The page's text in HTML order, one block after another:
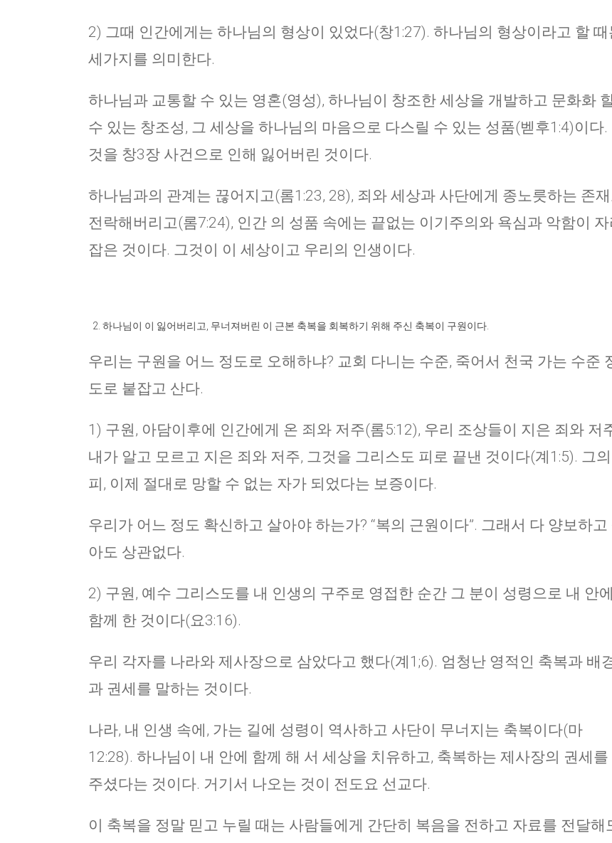
2) 그때 인간에게는 하나님의 형상이 있었다(창1:27). 하나님의 형상이라고 할 때
세가지를 의미한다.
하나님과 교통할 수 있는 영혼(영성), 하나님이 창조한 세상을 개발하고 문화화
수 있는 창조성, 그 세상을 하나님의 마음으로 다스릴 수 있는 성품(벧후1:4)이다.
것을 창3장 사건으로 인해 잃어버린 것이다.
하나님과의 관계는 끊어지고(롬1:23, 28), 죄와 세상과 사단에게 종노릇하는 존
전락해버리고(롬7:24), 인간 의 성품 속에는 끝없는 이기주의와 욕심과 악함이 자
잡은 것이다. 그것이 이 세상이고 우리의 인생이다.
하나님이 이 잃어버리고, 무너져버린 이 근본 축복을 회복하기 위해 주신 축복이 구원이다.
우리는 구원을 어느 정도로 오해하냐? 교회 다니는 수준, 죽어서 천국 가는 수준
도로 붙잡고 산다.
1) 구원, 아담이후에 인간에게 온 죄와 저주(롬5:12), 우리 조상들이 지은 죄와 저
내가 알고 모르고 지은 죄와 저주, 그것을 그리스도 피로 끝낸 것이다(계1:5). 그의
피, 이제 절대로 망할 수 없는 자가 되었다는 보증이다.
우리가 어느 정도 확신하고 살아야 하는가? “복의 근원이다”. 그래서 다 양보하고
아도 상관없다.
2) 구원, 예수 그리스도를 내 인생의 구주로 영접한 순간 그 분이 성령으로 내 안에
함께 한 것이다(요3:16).
우리 각자를 나라와 제사장으로 삼았다고 했다(계1;6). 엄청난 영적인 축복과 배
과 권세를 말하는 것이다.
나라, 내 인생 속에, 가는 길에 성령이 역사하고 사단이 무너지는 축복이다(마
12:28). 하나님이 내 안에 함께 해 서 세상을 치유하고, 축복하는 제사장의 권세를
주셨다는 것이다. 거기서 나오는 것이 전도요 선교다.
이 축복을 정말 믿고 누릴 때는 사람들에게 간단히 복음을 전하고 자료를 전달해
CHURCH BULLETIN (교회